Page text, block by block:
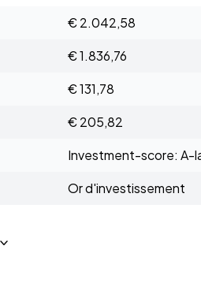
€ 2.042,58
€ 1.836,76
€ 131,78
€ 205,82
Investment-score: A-
Or d'investissement